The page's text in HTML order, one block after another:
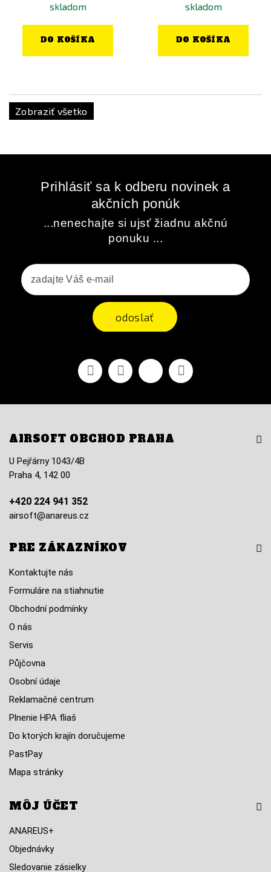
skladom
DO KOŠÍKA
skladom
DO KOŠÍKA
Zobraziť všetko
Prihlásiť sa k odberu novinek a
akčních ponúk
...nenechajte si ujsť žiadnu akčnú
ponuku ...
odoslať
FacebookYoutubeVimeo Instagram
AIRSOFT OBCHOD PRAHA
U Pejřárny 1043/4B
Praha 4, 142 00
+420 224 941 352
airsoft@anareus.cz
PRE ZÁKAZNÍKOV
Kontaktujte nás
Formuláre na stiahnutie
Obchodní podmínky
O nás
Servis
Půjčovna
Osobní údaje
Reklamačné centrum
Plnenie HPA fliaš
Do ktorých krajín doručujeme
PastPay
Mapa stránky
MÔJ ÚČET
ANAREUS+
Objednávky
Sledovanie zásielky